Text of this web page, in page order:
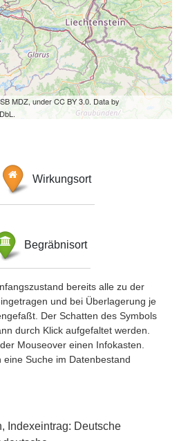
MDZ, under CC BY 3.0. Data by
Wirkungsort
Begräbnisort
bereits alle zu der
und bei Überlagerung je
Der Schatten des Symbols
durch Klick aufgefaltet werden.
Mouseover einen Infokasten.
Suche im Datenbestand
Indexeintrag: Deutsche